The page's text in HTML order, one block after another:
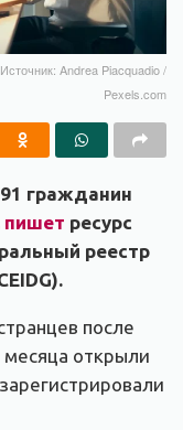
Andrea Piacquadio /
Pexels.com
гражданин
пишет ресурс
реестр
после
открыли